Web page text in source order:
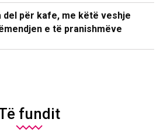
del për kafe, me këtë veshje
e të pranishmëve
fundit